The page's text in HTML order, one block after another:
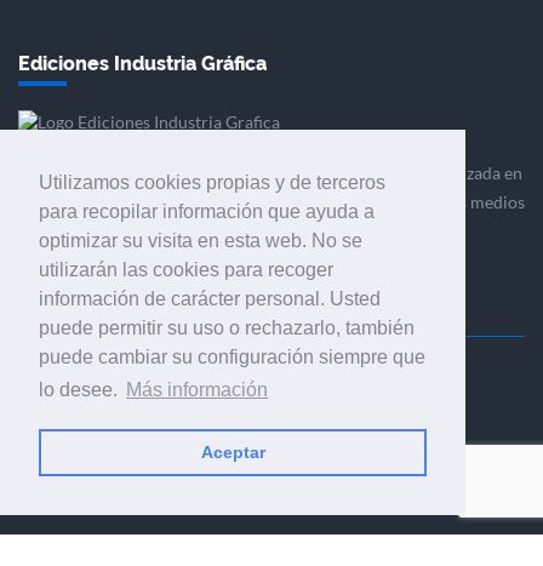
Utilizamos cookies propias y de terceros
para recopilar información que ayuda a
optimizar su visita en esta web. No se
utilizarán las cookies para recoger
información de carácter personal. Usted
puede permitir su uso o rechazarlo, también
puede cambiar su configuración siempre que
lo desee. Más información
Aceptar
Ediciones Industria Gráfica
Ediciones Industria Gráfica es una empresa editora especializada en
el mercado de la comunicación gráfica que engloba diversos medios
profesionales especializados en el mercado gráfico, la
comunicación visual y el envasado.
Ediciones Industria Gráfica, S.C.P.